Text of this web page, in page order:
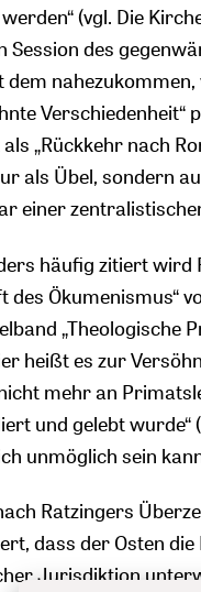
(vgl. Die
Session des
dem
als „Rückkehr nach
als Übel, sondern
einer
häufig zitiert wird
des Ökumenismus“
„Theologische
heißt es zur
mehr an
und gelebt wurde“
unmöglich sein
Ratzingers
dass der Osten
Jurisdiktion